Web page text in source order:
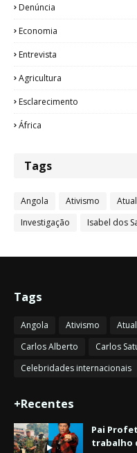
Denúncia
Economia
Entrevista
Agricultura
Esclarecimento
África
Tags
Angola Ativismo
Investigação
Isabel dos
Tags
Angola Ativismo
Carlos Alberto
Carlos
Celebridades internacionais
+Recentes
Pai
trabalho